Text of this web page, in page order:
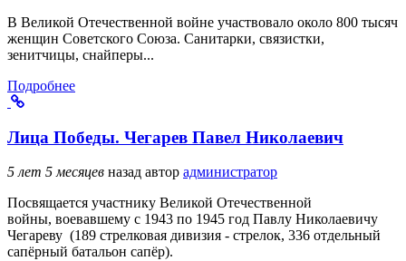
В Великой Отечественной войне участвовало около 800 тысяч
женщин Советского Союза. Санитарки, связистки,
зенитчицы, снайперы...
Подробнее
Лица Победы. Чегарев Павел Николаевич
5 лет 5 месяцев назад автор администратор
Посвящается участнику Великой Отечественной
войны, воевавшему с 1943 по 1945 год Павлу Николаевичу
Чегареву (189 стрелковая дивизия - стрелок, 336 отдельный
сапёрный батальон сапёр).